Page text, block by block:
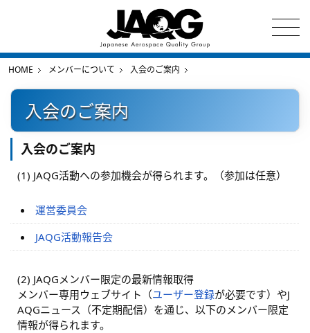
HOME メンバーについて 入会のご案内
入会のご案内
入会のご案内
(1) JAQG活動への参加機会が得られます。（参加は任意）
運営委員会
JAQG活動報告会
(2) JAQGメンバー限定の最新情報取得
メンバー専用ウェブサイト（ユーザー登録が必要です）やJ
AQGニュース（不定期配信）を通じ、以下のメンバー限定
情報が得られます。